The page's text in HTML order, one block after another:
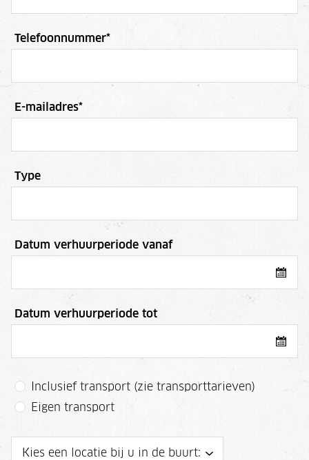
Telefoonnummer*
E-mailadres*
Type
Datum verhuurperiode vanaf
Datum verhuurperiode tot
Inclusief transport (zie transporttarieven)
Eigen transport